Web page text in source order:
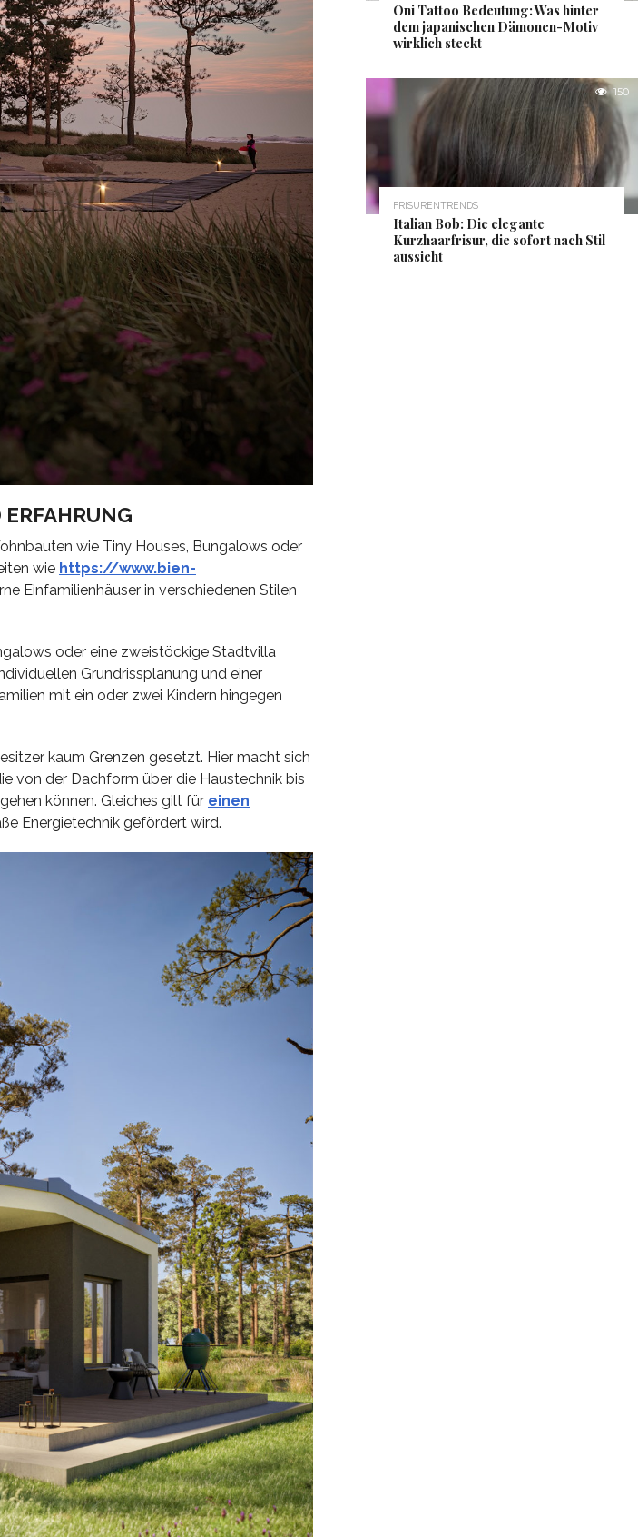
wie Tiny Houses, Bungalows oder
wie https://www.bien-
Einfamilienhäuser in verschiedenen Stilen
oder eine zweistöckige Stadtvilla
Grundrissplanung und einer
mit ein oder zwei Kindern hingegen
kaum Grenzen gesetzt. Hier macht sich
von der Dachform über die Haustechnik bis
können. Gleiches gilt für einen
Energietechnik gefördert wird.
Oni Tattoo Bedeutung: Was hinter
dem japanischen Dämonen-Motiv
wirklich steckt
150
FRISURENTRENDS
Italian Bob: Die elegante
Kurzhaarfrisur, die sofort nach Stil
aussieht